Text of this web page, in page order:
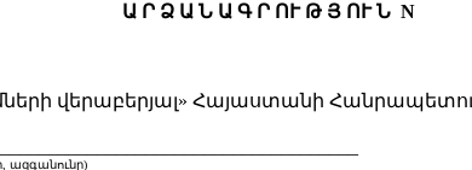
Ա Ր Ձ Ա Ն Ա Գ Ր ՈՒ Թ Յ ՈՒ Ն N
վերաբերյալ» Հայաստանի